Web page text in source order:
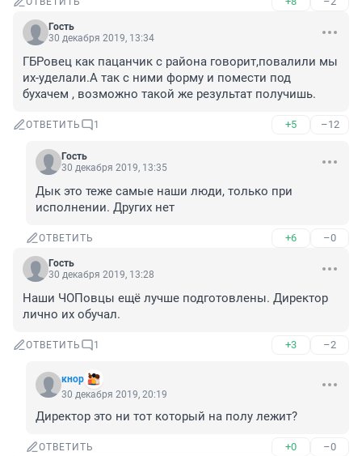
Гость
30 декабря 2019, 13:34
ГБРовец как пацанчик с района говорит,повалили мы
их-уделали.А так с ними форму и помести под
бухачем , возможно такой же результат получишь.
ОТВЕТИТЬ 1 +5 –12
Гость
30 декабря 2019, 13:35
Дык это теже самые наши люди, только при
исполнении. Других нет
ОТВЕТИТЬ +6 –0
Гость
30 декабря 2019, 13:28
Наши ЧОПовцы ещё лучше подготовлены. Директор
лично их обучал.
ОТВЕТИТЬ 1 +3 –2
кнор
30 декабря 2019, 20:19
Директор это ни тот который на полу лежит?
ОТВЕТИТЬ +0 –0